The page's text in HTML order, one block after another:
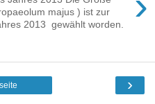
majus ) ist zur
2013 gewählt worden.
›